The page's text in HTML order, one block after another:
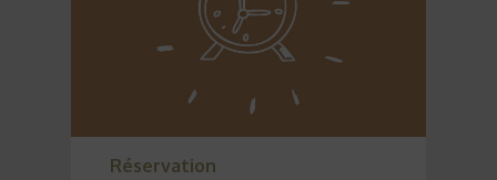
Réservation